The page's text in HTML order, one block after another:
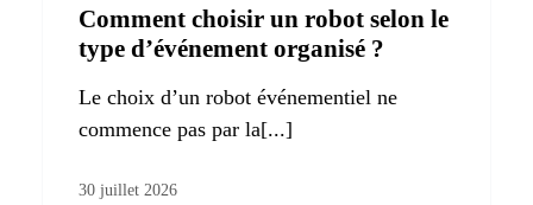
Comment choisir un robot selon le
type d’événement organisé ?
Le choix d’un robot événementiel ne
commence pas par la[...]
30 juillet 2026